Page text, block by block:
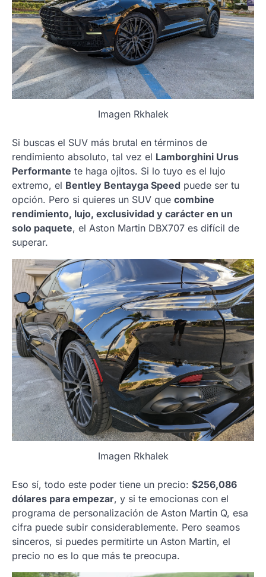
Imagen Rkhalek
Si buscas el SUV más brutal en términos de
rendimiento absoluto, tal vez el Lamborghini Urus
Performante te haga ojitos. Si lo tuyo es el lujo
extremo, el Bentley Bentayga Speed puede ser tu
opción. Pero si quieres un SUV que combine
rendimiento, lujo, exclusividad y carácter en un
solo paquete, el Aston Martin DBX707 es difícil de
superar.
Imagen Rkhalek
Eso sí, todo este poder tiene un precio: $256,086
dólares para empezar, y si te emocionas con el
programa de personalización de Aston Martin Q, esa
cifra puede subir considerablemente. Pero seamos
sinceros, si puedes permitirte un Aston Martin, el
precio no es lo que más te preocupa.